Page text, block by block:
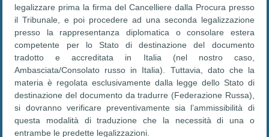
legalizzare prima la firma del Cancelliere dalla Procura presso
il Tribunale, e poi procedere ad una seconda legalizzazione
presso la rappresentanza diplomatica o consolare estera
competente per lo Stato di destinazione del documento
tradotto e accreditata in Italia (nel nostro caso,
Ambasciata/Consolato russo in Italia). Tuttavia, dato che la
materia è regolata esclusivamente dalla legge dello Stato di
destinazione del documento da tradurre (Federazione Russa),
si dovranno verificare preventivamente sia l’ammissibilità di
questa modalità di traduzione che la necessità di una o
entrambe le predette legalizzazioni.